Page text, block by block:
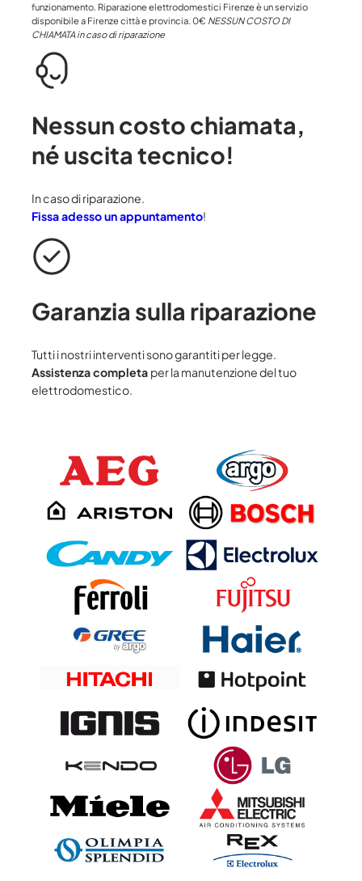
funzionamento. Riparazione elettrodomestici Firenze è un servizio
disponibile a Firenze città e provincia. 0€ NESSUN COSTO DI
CHIAMATA in caso di riparazione
Nessun costo chiamata,
né uscita tecnico!
In caso di riparazione.
Fissa adesso un appuntamento!
Garanzia sulla riparazione
Tutti i nostri interventi sono garantiti per legge.
Assistenza completa per la manutenzione del tuo
elettrodomestico.